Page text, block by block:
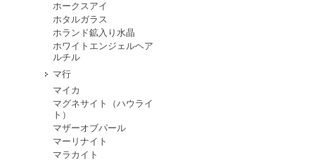
ホークスアイ
ホタルガラス
ホランド鉱入り水晶
ホワイトエンジェルヘア
ルチル
マ行
マイカ
マグネサイト（ハウライ
ト）
マザーオブパール
マーリナイト
マラカイト